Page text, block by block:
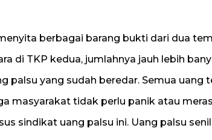
berbagai barang bukti dari dua
di TKP kedua, jumlahnya jauh lebih
yang sudah beredar. Semua uang
masyarakat tidak perlu panik atau
sindikat uang palsu ini. Uang palsu